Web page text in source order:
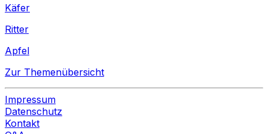
Käfer
Ritter
Apfel
Zur Themenübersicht
Impressum
Datenschutz
Kontakt